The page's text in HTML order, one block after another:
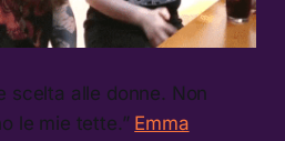
scelta alle donne. Non
le mie tette.” Emma